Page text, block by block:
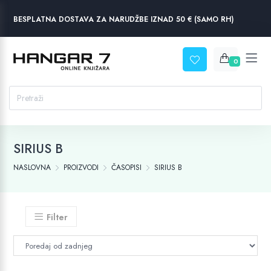
BESPLATNA DOSTAVA ZA NARUDŽBE IZNAD 50 € (SAMO RH)
0
SIRIUS B
NASLOVNA PROIZVODI ČASOPISI SIRIUS B
Filter